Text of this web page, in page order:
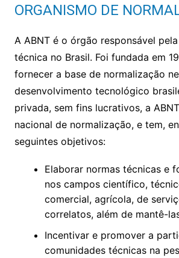
ORGANISMO DE
A ABNT é o órgão responsável
técnica no Brasil. Foi fundada em
fornecer a base de normalização
desenvolvimento tecnológico
privada, sem fins lucrativos, a
nacional de normalização, e tem,
seguintes objetivos:
Elaborar normas técnicas e
nos campos científico,
comercial, agrícola, de
correlatos, além de mantê-
Incentivar e promover a
comunidades técnicas na